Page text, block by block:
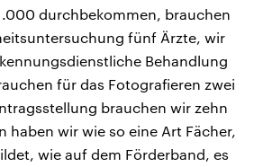
durchbekommen, brauchen
fünf Ärzte, wir
Behandlung
für das Fotografieren zwei
brauchen wir zehn
haben wir wie so eine Art Fächer,
wie auf dem Förderband, es